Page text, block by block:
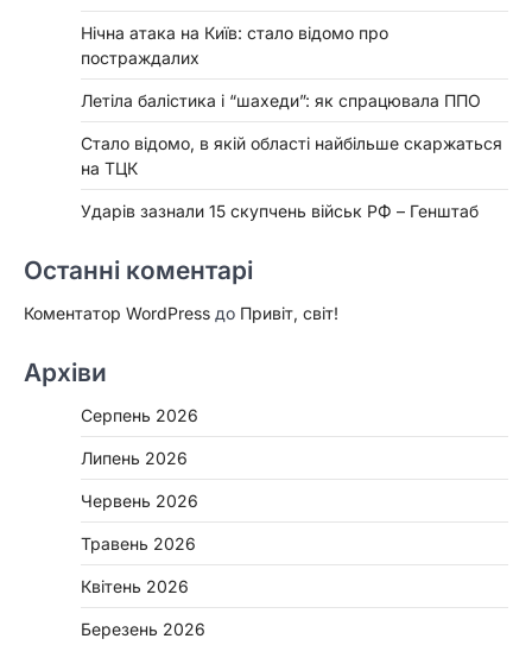
Нічна атака на Київ: стало відомо про
постраждалих
Летіла балістика і “шахеди”: як спрацювала ППО
Стало відомо, в якій області найбільше скаржаться
на ТЦК
Ударів зазнали 15 скупчень військ РФ – Генштаб
Останні коментарі
Коментатор WordPress до Привіт, світ!
Архіви
Серпень 2026
Липень 2026
Червень 2026
Травень 2026
Квітень 2026
Березень 2026